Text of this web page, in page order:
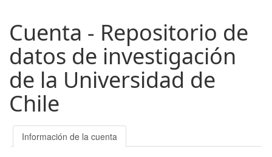
Cuenta - Repositorio de
datos de investigación
de la Universidad de
Chile
Información de la cuenta